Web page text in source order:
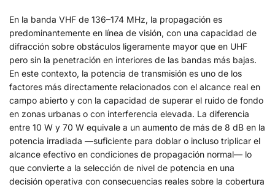
En la banda VHF de 136–174 MHz, la propagación es
predominantemente en línea de visión, con una capacidad de
difracción sobre obstáculos ligeramente mayor que en UHF
pero sin la penetración en interiores de las bandas más bajas.
En este contexto, la potencia de transmisión es uno de los
factores más directamente relacionados con el alcance real en
campo abierto y con la capacidad de superar el ruido de fondo
en zonas urbanas o con interferencia elevada. La diferencia
entre 10 W y 70 W equivale a un aumento de más de 8 dB en la
potencia irradiada —suficiente para doblar o incluso triplicar el
alcance efectivo en condiciones de propagación normal— lo
que convierte a la selección de nivel de potencia en una
decisión operativa con consecuencias reales sobre la cobertura